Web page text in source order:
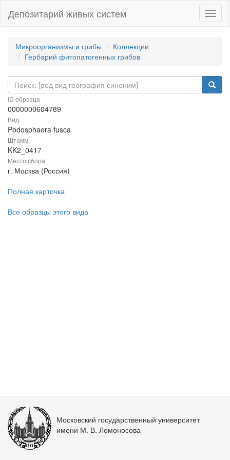
Депозитарий живых систем
Микроорганизмы и грибы
Коллекции
Гербарий фитопатогенных грибов
ID образца
0000000604789
Вид
Podosphaera fusca
Штамм
KK2_0417
Место сбора
г. Москва (Россия)
Полная карточка
Все образцы этого вида
Московский государственный университет
имени М. В. Ломоносова